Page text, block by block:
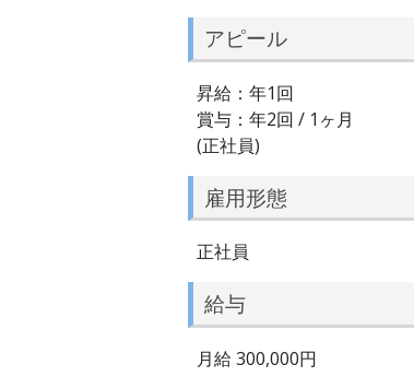
アピール
昇給：年1回
賞与：年2回 / 1ヶ月
(正社員)
雇用形態
正社員
給与
月給 300,000円